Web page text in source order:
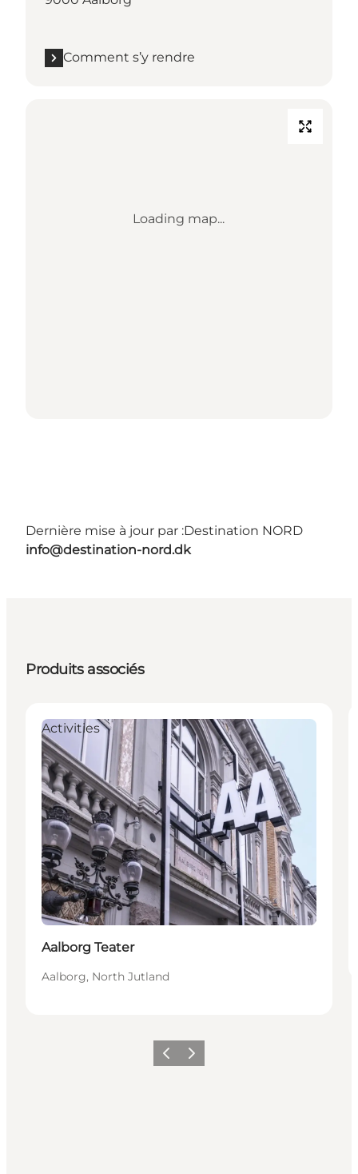
Comment s’y rendre
Loading map...
Dernière mise à jour par :Destination NORD
info@destination-nord.dk
Produits associés
Activities
Aalborg Teater
Aalborg, North Jutland
PrécédentSuivant